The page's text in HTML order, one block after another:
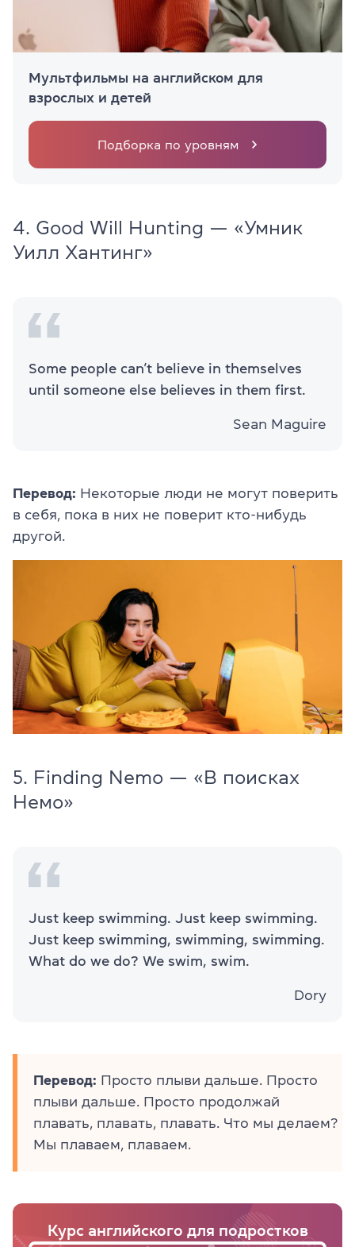
Мультфильмы на английском для
взрослых и детей
Подборка по уровням
4. Good Will Hunting — «Умник
Уилл Хантинг»
Some people can’t believe in themselves
until someone else believes in them first.
Sean Maguire
Перевод: Некоторые люди не могут поверить
в себя, пока в них не поверит кто-нибудь
другой.
5. Finding Nemo — «В поисках
Немо»
Just keep swimming. Just keep swimming.
Just keep swimming, swimming, swimming.
What do we do? We swim, swim.
Dory
Перевод: Просто плыви дальше. Просто
плыви дальше. Просто продолжай
плавать, плавать, плавать. Что мы делаем?
Мы плаваем, плаваем.
Курс английского для подростков